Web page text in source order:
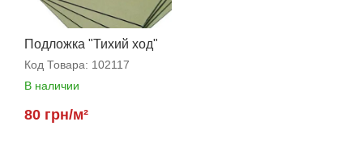
Подложка "Тихий ход"
3,5 мм
Код Товара: 102117
В наличии
80 грн/м²